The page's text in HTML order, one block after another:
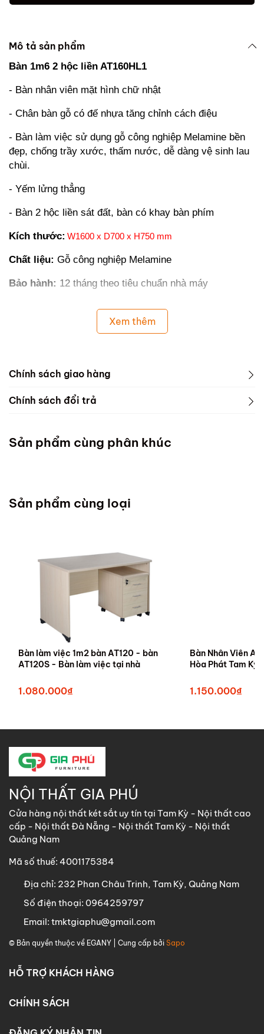
Mô tả sản phẩm
Bàn 1m6 2 hộc liền AT160HL1
- Bàn nhân viên mặt hình chữ nhật
- Chân bàn gỗ có đế nhựa tăng chỉnh cách điệu
- Bàn làm việc sử dụng gỗ công nghiệp Melamine bền
đẹp, chống trầy xước, thấm nước, dễ dàng vệ sinh lau
chùi.
- Yếm lửng thẳng
- Bàn 2 hộc liền sát đất, bàn có khay bàn phím
Kích thước: W1600 x D700 x H750 mm
Chất liệu: Gỗ công nghiệp Melamine
Bảo hành: 12 tháng theo tiêu chuẩn nhà máy
Xem thêm
Chính sách giao hàng
Chính sách đổi trả
Sản phẩm cùng phân khúc
Sản phẩm cùng loại
Bàn làm việc 1m2 bàn AT120 - bàn
AT120S - Bàn làm việc tại nhà
1.080.000₫
Bàn Nhân Viên
Hòa Phát Tam Kỳ
1.150.000₫
NỘI THẤT GIA PHÚ
Cửa hàng nội thất két sắt uy tín tại Tam Kỳ - Nội thất cao
cấp - Nội thất Đà Nẵng - Nội thất Tam Kỳ - Nội thất
Quảng Nam
Mã số thuế: 4001175384
Địa chỉ: 232 Phan Châu Trinh, Tam Kỳ, Quảng Nam
Số điện thoại: 0964259797
Email: tmktgiaphu@gmail.com
© Bản quyền thuộc về EGANY | Cung cấp bởi Sapo
HỖ TRỢ KHÁCH HÀNG
CHÍNH SÁCH